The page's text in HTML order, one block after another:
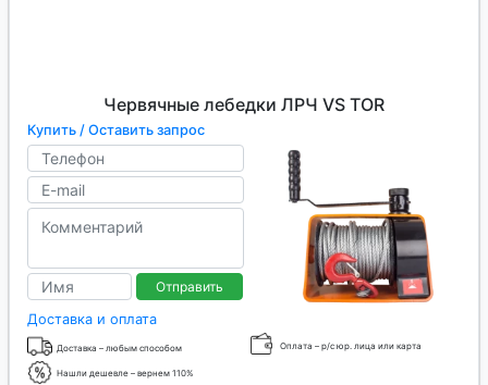
Червячные лебедки ЛРЧ VS TOR
Купить / Оставить запрос
Отправить
Доставка и оплата
Доставка – любым способом Оплата – р/с юр. лица или карта
Нашли дешевле – вернем 110%